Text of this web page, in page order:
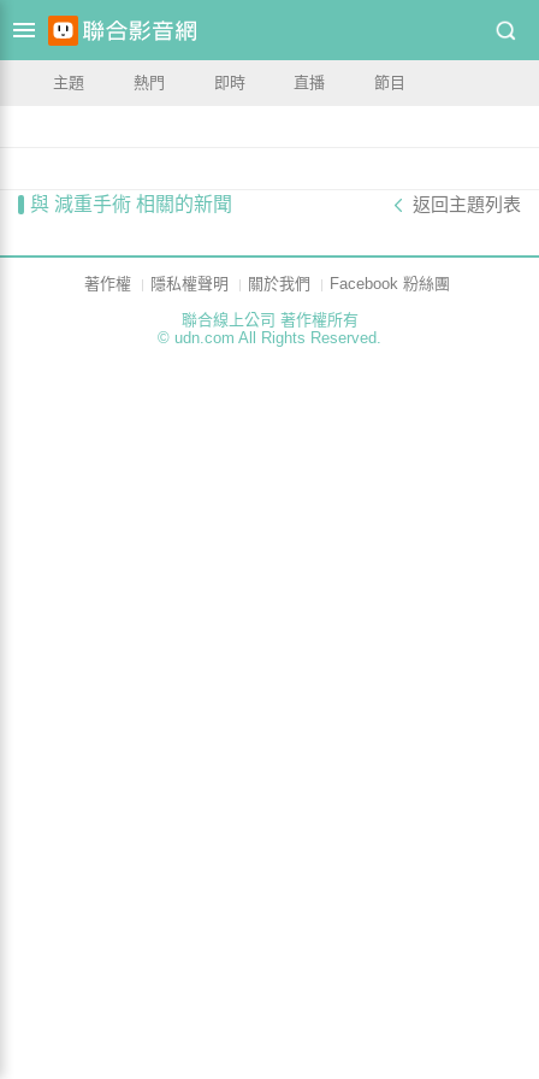
主題 熱門 即時 直播 節目
與 減重手術 相關的新聞 返回主題列表
著作權 隱私權聲明 關於我們
Facebook 粉絲團
聯合線上公司 著作權所有
© udn.com All Rights Reserved.